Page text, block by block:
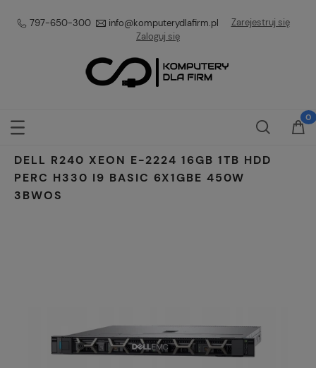
797-650-300 info@komputerydlafirm.pl
Zarejestruj się
Zaloguj się
DELL R240 XEON E-2224 16GB 1TB HDD
PERC H330 I9 BASIC 6X1GBE 450W
3BWOS